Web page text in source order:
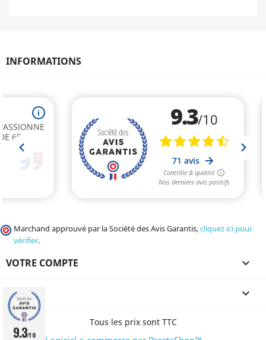
INFORMATIONS
Marchand approuvé par la Société des Avis Garantis,cliquez ici pour
vérifier.
VOTRE COMPTE 
CGV 
Tous les prix sont TTC
9.3/10